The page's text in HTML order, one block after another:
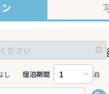
し 宿泊期間 泊